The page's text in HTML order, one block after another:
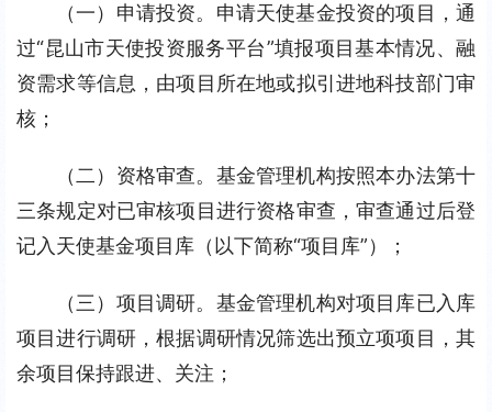
（一）申请投资。申请天使基金投资的项目，通
过“昆山市天使投资服务平台”填报项目基本情况、融
资需求等信息，由项目所在地或拟引进地科技部门审
核；
（二）资格审查。基金管理机构按照本办法第十
三条规定对已审核项目进行资格审查，审查通过后登
记入天使基金项目库（以下简称“项目库”）；
（三）项目调研。基金管理机构对项目库已入库
项目进行调研，根据调研情况筛选出预立项项目，其
余项目保持跟进、关注；